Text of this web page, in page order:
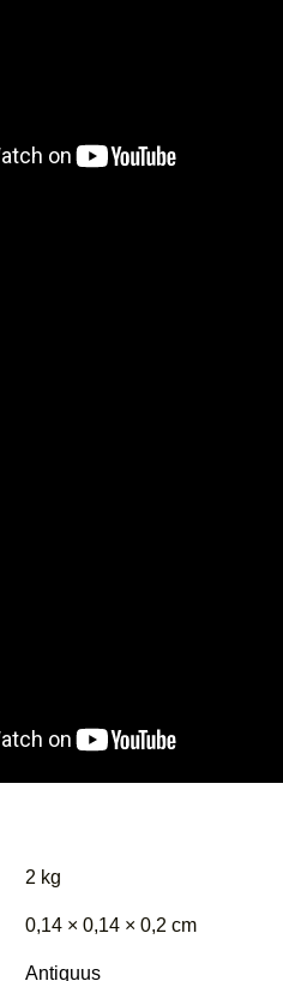
2 kg
0,14 × 0,14 × 0,2 cm
Antiquus